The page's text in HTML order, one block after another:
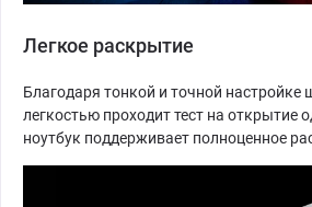
Легкое раскрытие
Благодаря тонкой и точной настройке
легкостью проходит тест на открытие
ноутбук поддерживает полноценное